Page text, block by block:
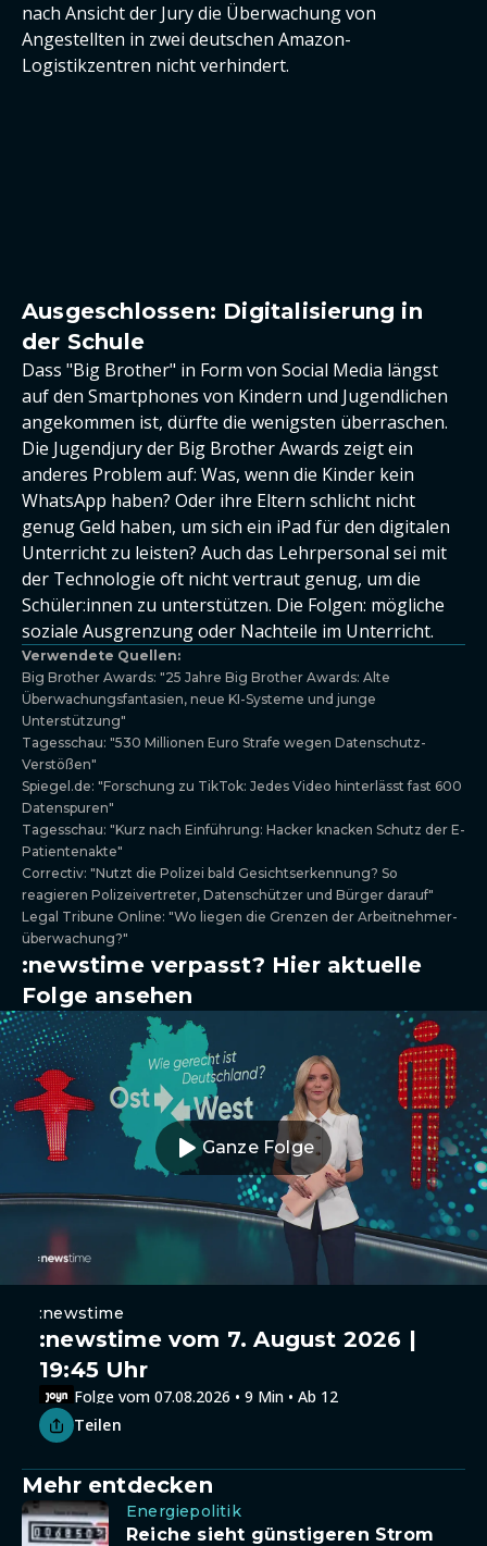
nach Ansicht der Jury die Überwachung von
Angestellten in zwei deutschen Amazon-
Logistikzentren nicht verhindert.
Ausgeschlossen: Digitalisierung in
der Schule
Dass "Big Brother" in Form von Social Media längst
auf den Smartphones von Kindern und Jugendlichen
angekommen ist, dürfte die wenigsten überraschen.
Die Jugendjury der Big Brother Awards zeigt ein
anderes Problem auf: Was, wenn die Kinder kein
WhatsApp haben? Oder ihre Eltern schlicht nicht
genug Geld haben, um sich ein iPad für den digitalen
Unterricht zu leisten? Auch das Lehrpersonal sei mit
der Technologie oft nicht vertraut genug, um die
Schüler:innen zu unterstützen. Die Folgen: mögliche
soziale Ausgrenzung oder Nachteile im Unterricht.
Verwendete Quellen:
Big Brother Awards: "25 Jahre Big Brother Awards: Alte
Überwachungsfantasien, neue KI-Systeme und junge
Unterstützung"
Tagesschau: "530 Millionen Euro Strafe wegen Datenschutz-
Verstößen"
Spiegel.de: "Forschung zu TikTok: Jedes Video hinterlässt fast 600
Datenspuren"
Tagesschau: "Kurz nach Einführung: Hacker knacken Schutz der E-
Patientenakte"
Correctiv: "Nutzt die Polizei bald Gesichtserkennung? So
reagieren Polizeivertreter, Datenschützer und Bürger darauf"
Legal Tribune Online: "Wo liegen die Grenzen der Arbeit­neh­mer­
über­wa­chung?"
:newstime verpasst? Hier aktuelle
Folge ansehen
Ganze Folge
:newstime
:newstime vom 7. August 2026 |
19:45 Uhr
Folge vom 07.08.2026 • 9 Min • Ab 12
Teilen
Mehr entdecken
Energiepolitik
Reiche sieht günstigeren Strom